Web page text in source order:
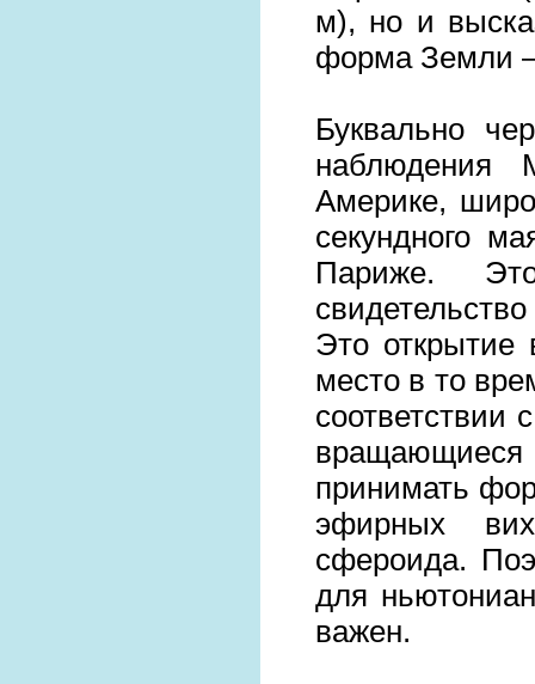
м), но и
форма Земли
Буквально
Америке,
секундного
Париже.
Это открытие
место в то
соответствии
вращающиеся
принимать
эфирных
сфероида.
для
важен.